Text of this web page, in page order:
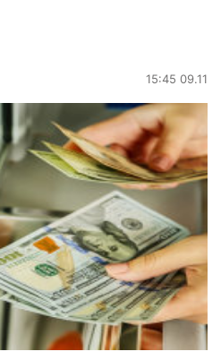
15:45 09.11